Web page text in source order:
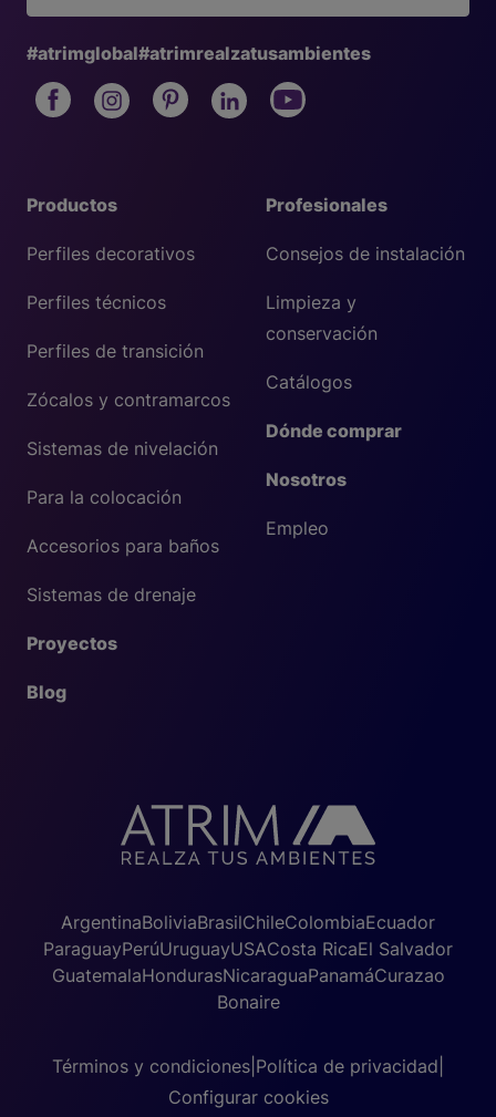
Profesionales
Consejos de instalación
Limpieza y
conservación
Catálogos
Dónde comprar
Nosotros
Empleo
Productos
Perfiles decorativos
Perfiles técnicos
Perfiles de transición
Zócalos y contramarcos
Sistemas de nivelación
Para la colocación
Accesorios para baños
Sistemas de drenaje
Proyectos
Blog
#atrimglobal#atrimrealzatusambientes
ArgentinaBoliviaBrasilChileColombiaEcuador
ParaguayPerúUruguayUSACosta RicaEl Salvador
GuatemalaHondurasNicaraguaPanamáCurazao
Bonaire
Términos y condiciones Política de privacidad
Configurar cookies